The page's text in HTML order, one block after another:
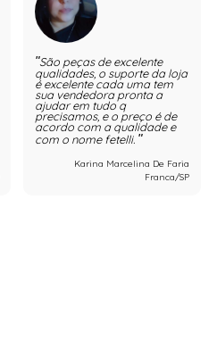
São peças de excelente
qualidades, o suporte da loja
é excelente cada uma tem
sua vendedora pronta a
ajudar em tudo q
precisamos, e o preço é de
acordo com a qualidade e
com o nome fetelli.
Karina Marcelina De Faria
Franca/SP